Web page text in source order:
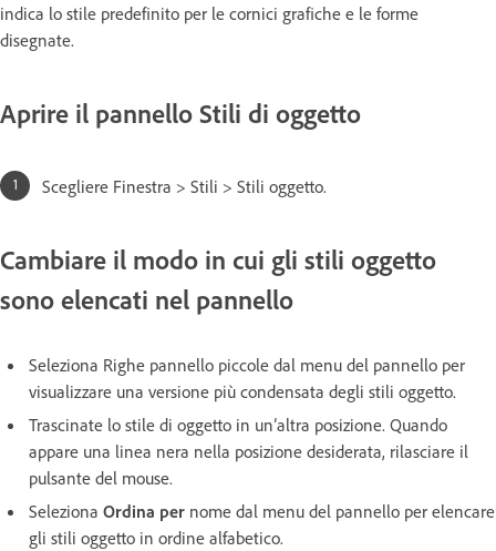
indica lo stile predefinito per le cornici grafiche e le forme
disegnate.
Aprire il pannello Stili di oggetto
Scegliere Finestra > Stili > Stili oggetto.
Cambiare il modo in cui gli stili oggetto
sono elencati nel pannello
Seleziona Righe pannello piccole dal menu del pannello per
visualizzare una versione più condensata degli stili oggetto.
Trascinate lo stile di oggetto in un’altra posizione. Quando
appare una linea nera nella posizione desiderata, rilasciare il
pulsante del mouse.
Seleziona Ordina per nome dal menu del pannello per elencare
gli stili oggetto in ordine alfabetico.